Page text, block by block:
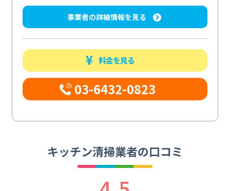
事業者の詳細情報を見る
料金を見る
03-6432-0823
キッチン清掃業者の口コミ